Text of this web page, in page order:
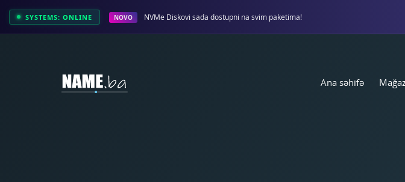
SYSTEMS: ONLINE NOVO NVMe Diskovi sada dostupni na svim paketima!
Ana səhifə